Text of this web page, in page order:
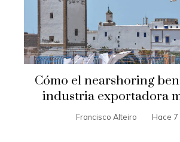
Cómo el nearshoring
industria exportadora
Francisco Alteiro Hace 7